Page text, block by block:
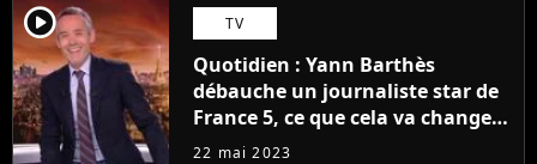
player2 TV
Quotidien : Yann Barthès
débauche un journaliste star de
France 5, ce que cela va changer
à la rentrée
22 mai 2023